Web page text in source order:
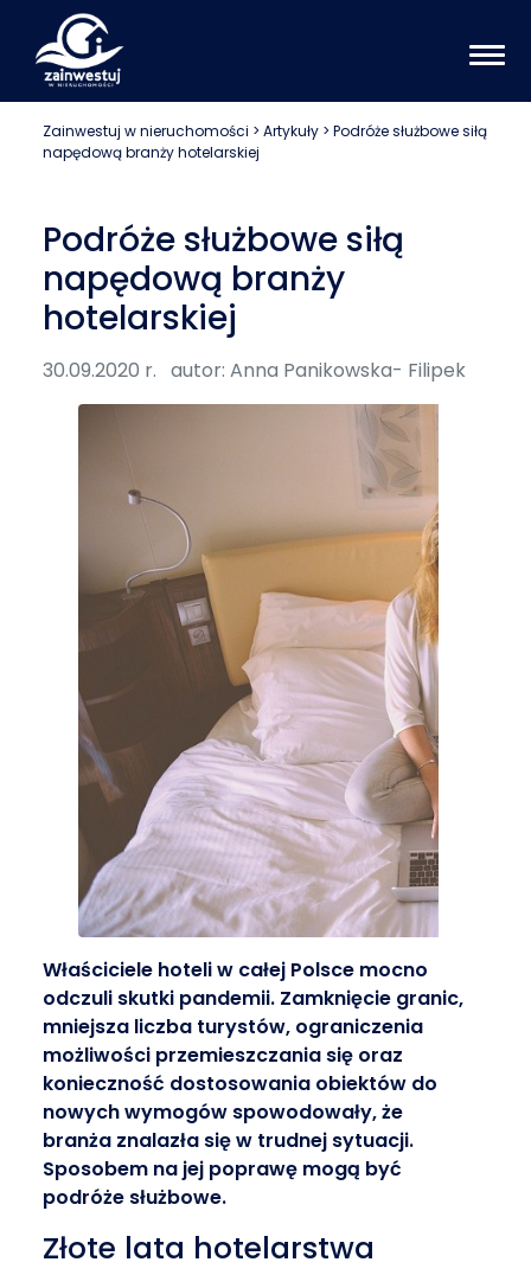
Zainwestuj w nieruchomości > Artykuły > Podróże służbowe siłą
napędową branży hotelarskiej
Podróże służbowe siłą
napędową branży
hotelarskiej
30.09.2020 r. autor: Anna Panikowska- Filipek
Właściciele hoteli w całej Polsce mocno
odczuli skutki pandemii. Zamknięcie granic,
mniejsza liczba turystów, ograniczenia
możliwości przemieszczania się oraz
konieczność dostosowania obiektów do
nowych wymogów spowodowały, że
branża znalazła się w trudnej sytuacji.
Sposobem na jej poprawę mogą być
podróże służbowe.
Złote lata hotelarstwa